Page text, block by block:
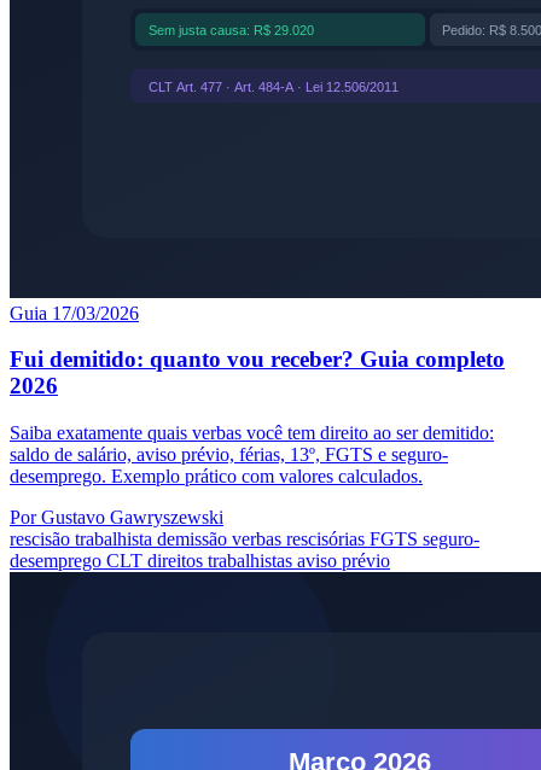
Guia 17/03/2026
Fui demitido: quanto vou receber? Guia completo
2026
Saiba exatamente quais verbas você tem direito ao ser demitido:
saldo de salário, aviso prévio, férias, 13º, FGTS e seguro-
desemprego. Exemplo prático com valores calculados.
Por Gustavo Gawryszewski
rescisão trabalhista demissão verbas rescisórias FGTS seguro-
desemprego CLT direitos trabalhistas aviso prévio